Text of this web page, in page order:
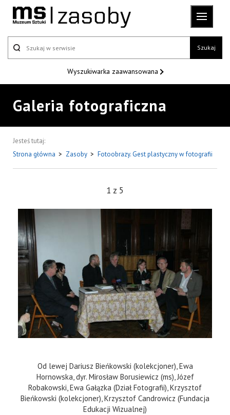
Szukaj
Wyszukiwarka zaawansowana
Galeria fotograficzna
Jesteś tutaj:
Strona główna > Zasoby > Fotoobrazy. Gest plastyczny w fotografii
1 z 5
Od lewej Dariusz Bieńkowski (kolekcjoner), Ewa
Hornowska, dyr. Mirosław Borusiewicz (ms), Józef
Robakowski, Ewa Gałązka (Dział Fotografii), Krzysztof
Bieńkowski (kolekcjoner), Krzysztof Candrowicz (Fundacja
Edukacji Wizualnej)